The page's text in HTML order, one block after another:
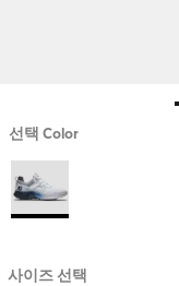
선택 Color
사이즈 선택